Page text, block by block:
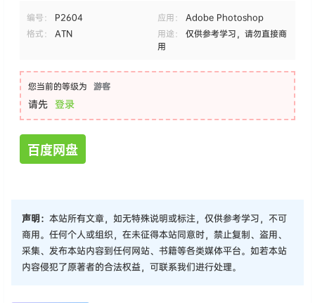
编号： P2604 应用：
Adobe Photoshop
格式：
ATN 用途：
仅供参考学习，请勿直接商
用
您当前的等级为 游客
请先 登录
百度网盘
声明： 本站所有文章，如无特殊说明或标注，仅供参考学习，不可
商用。任何个人或组织，在未征得本站同意时，禁止复制、盗用、
采集、发布本站内容到任何网站、书籍等各类媒体平台。如若本站
内容侵犯了原著者的合法权益，可联系我们进行处理。